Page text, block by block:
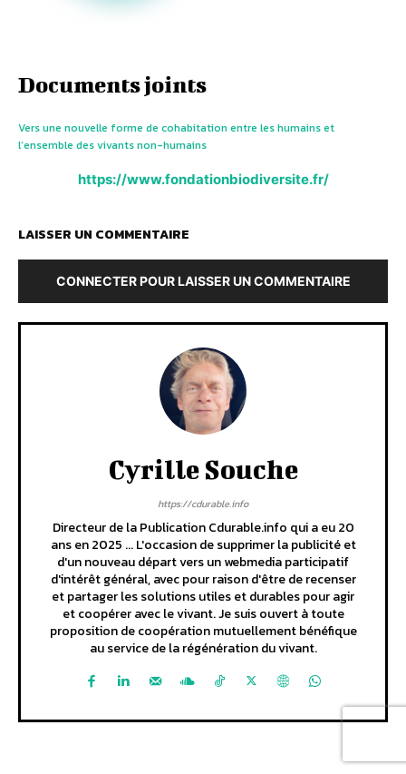
Documents joints
Vers une nouvelle forme de cohabitation entre les humains et
l’ensemble des vivants non-humains
https://www.fondationbiodiversite.fr/
LAISSER UN COMMENTAIRE
CONNECTER POUR LAISSER UN COMMENTAIRE
Cyrille Souche
https://cdurable.info
Directeur de la Publication Cdurable.info qui a eu 20
ans en 2025 ... L'occasion de supprimer la publicité et
d'un nouveau départ vers un webmedia participatif
d'intérêt général, avec pour raison d'être de recenser
et partager les solutions utiles et durables pour agir
et coopérer avec le vivant. Je suis ouvert à toute
proposition de coopération mutuellement bénéfique
au service de la régénération du vivant.